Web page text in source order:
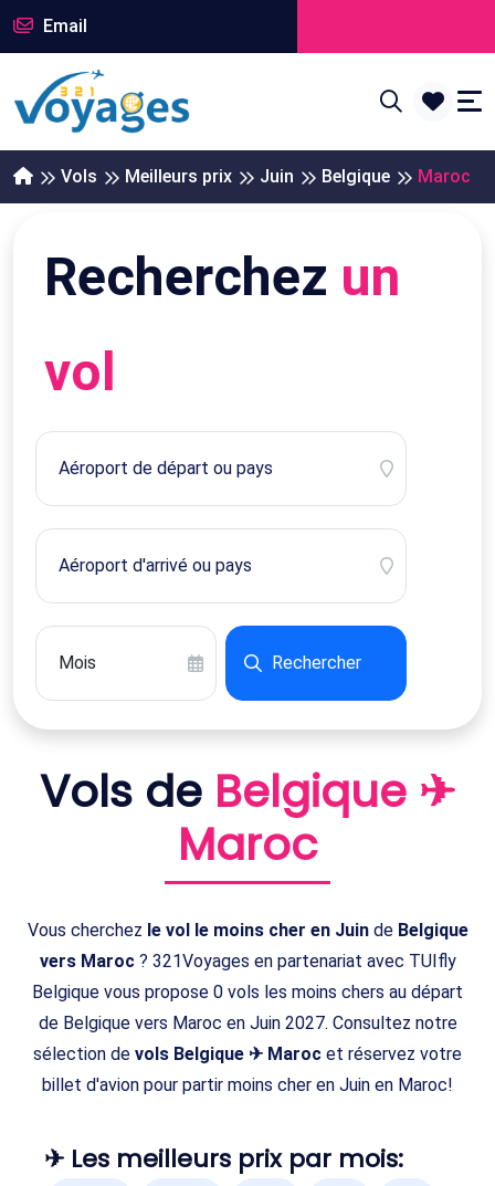
Email
Vols Meilleurs prix Juin Belgique Maroc
Recherchez un
vol
Rechercher
Vols de Belgique ✈
Maroc
Vous cherchez le vol le moins cher en Juinde Belgique
vers Maroc? 321Voyages en partenariat avec TUIfly
Belgique vous propose 0 vols les moins chers au départ
de Belgique vers Maroc en Juin 2027. Consultez notre
sélection de vols Belgique ✈ Maroc et réservez votre
billet d'avion pour partir moins cher en Juin en Maroc!
✈ Les meilleurs prix par mois: